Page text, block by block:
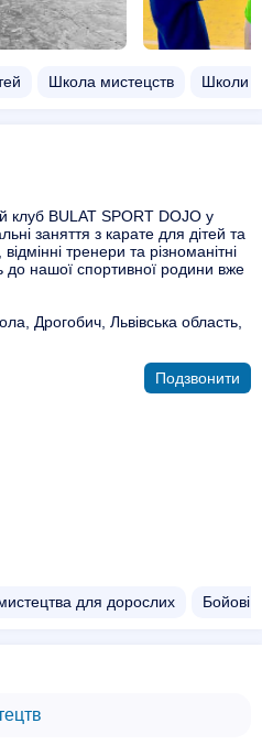
Школа мистецств Школи
клуб BULAT SPORT DOJO у
заняття з карате для дітей та
тренери та різноманітні
до нашої спортивної родини вже
Дрогобич, Львівська область,
Подзвонити
для дорослих Бойові